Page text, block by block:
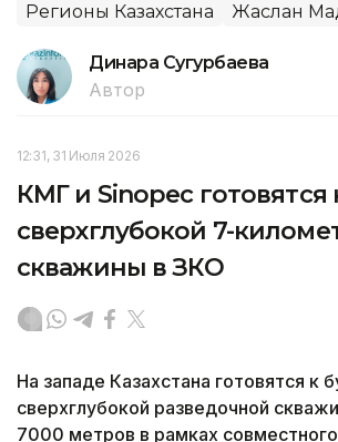
Регионы Казахстана Жаслан
Динара Сугурбаева
Автор
12:31, 31 Июля 2026
КМГ и Sinopec
сверхглубокой 7-
скважины в ЗКО
На западе Казахстана готовятся к
сверхглубокой разведочной
7000 метров в рамках